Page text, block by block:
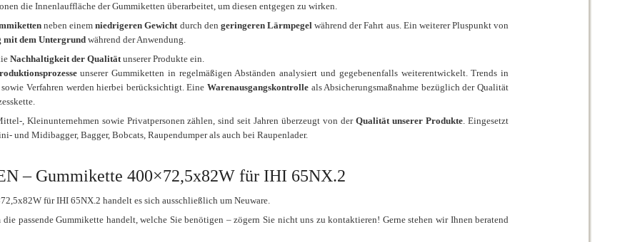
die Innenlauffläche der Gummiketten überarbeitet, um diesen entgegen zu wirken.
neben einemniedrigeren Gewichtdurch den geringeren Lärmpegelwährend der Fahrt aus. Ein weiterer Pluspunkt von
mit dem Untergrundwährend der Anwendung.
Nachhaltigkeit der Qualitätunserer Produkte ein.
unserer Gummiketten in regelmäßigen Abständen analysiert und gegebenenfalls weiterentwickelt. Trends in
Verfahren werden hierbei berücksichtigt. EineWarenausgangskontrolle als Absicherungsmaßnahme bezüglich der Qualität
, Kleinunternehmen sowie Privatpersonen zählen, sind seit Jahren überzeugt von derQualität unserer Produkte. Eingesetzt
und Midibagger, Bagger, Bobcats, Raupendumper als auch bei Raupenlader.
– Gummikette 400×72,5x82W für IHI 65NX.2
für IHI 65NX.2 handelt es sich ausschließlich um Neuware.
passende Gummikette handelt, welche Sie benötigen – zögern Sie nicht uns zu kontaktieren! Gerne stehen wir Ihnen beratend